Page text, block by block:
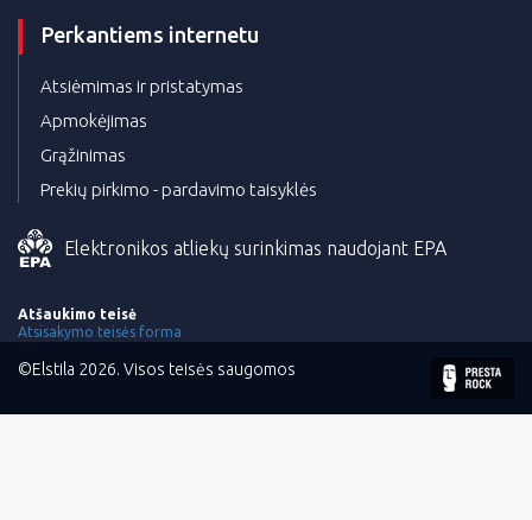
Perkantiems internetu
Atsiėmimas ir pristatymas
Apmokėjimas
Grąžinimas
Prekių pirkimo - pardavimo taisyklės
Elektronikos atliekų surinkimas naudojant EPA
Atšaukimo teisė
Atsisakymo teisės forma
©Elstila 2026. Visos teisės saugomos